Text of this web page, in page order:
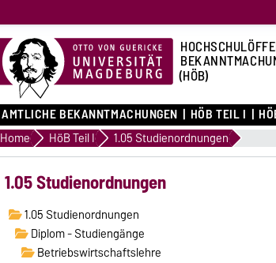
(HÖB)
AMTLICHE BEKANNTMACHUNGEN HÖB TEIL I
Home HöB Teil I 1.05 Studienordnungen
1.05 Studienordnungen
1.05 Studienordnungen
Diplom - Studiengänge
Betriebswirtschaftslehre